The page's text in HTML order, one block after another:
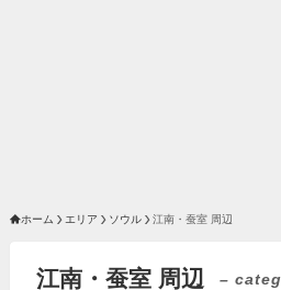
ホーム エリア ソウル 江南・蚕室 周辺
江南・蚕室 周辺 –